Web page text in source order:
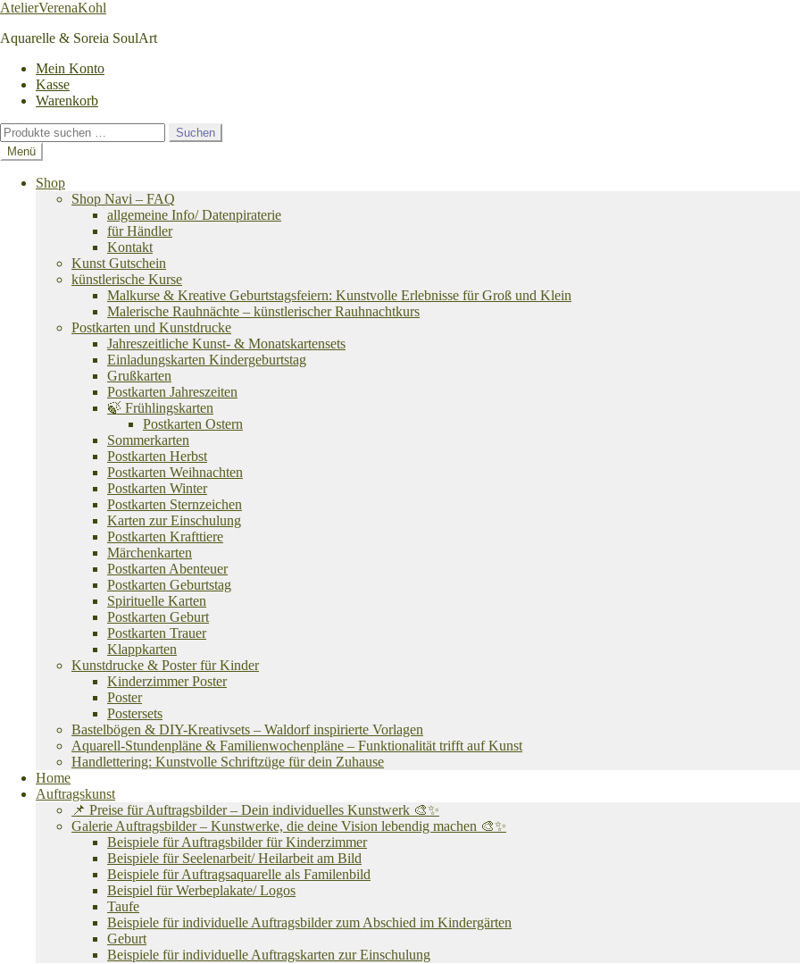
Zur
springen
Zum
springen
AtelierVerenaKohl
Aquarelle & Soreia SoulArt
Mein Konto
Kasse
Warenkorb
Suchen
nach:
Suchen
Menü
Shop
Shop Navi – FAQ
allgemeine Info/ Datenpiraterie
für Händler
Kontakt
Kunst Gutschein
künstlerische Kurse
Malkurse & Kreative Geburtstagsfeiern: Kunstvolle Erlebnisse für Groß und Klein
Malerische Rauhnächte – künstlerischer Rauhnachtkurs
Postkarten und Kunstdrucke
Jahreszeitliche Kunst- & Monatskartensets
Einladungskarten Kindergeburtstag
Grußkarten
Postkarten Jahreszeiten
🍃 Frühlingskarten
Postkarten Ostern
Sommerkarten
Postkarten Herbst
Postkarten Weihnachten
Postkarten Winter
Postkarten Sternzeichen
Karten zur Einschulung
Postkarten Krafttiere
Märchenkarten
Postkarten Abenteuer
Postkarten Geburtstag
Spirituelle Karten
Postkarten Geburt
Postkarten Trauer
Klappkarten
Kunstdrucke & Poster für Kinder
Kinderzimmer Poster
Poster
Postersets
Bastelbögen & DIY-Kreativsets – Waldorf inspirierte Vorlagen
Aquarell-Stundenpläne & Familienwochenpläne – Funktionalität trifft auf Kunst
Handlettering: Kunstvolle Schriftzüge für dein Zuhause
Home
Auftragskunst
📌 Preise für Auftragsbilder – Dein individuelles Kunstwerk 🎨✨
Galerie Auftragsbilder – Kunstwerke, die deine Vision lebendig machen 🎨✨
Beispiele für Auftragsbilder für Kinderzimmer
Beispiele für Seelenarbeit/ Heilarbeit am Bild
Beispiele für Auftragsaquarelle als Familenbild
Beispiel für Werbeplakate/ Logos
Taufe
Beispiele für individuelle Auftragsbilder zum Abschied im Kindergärten
Geburt
Beispiele für individuelle Auftragskarten zur Einschulung